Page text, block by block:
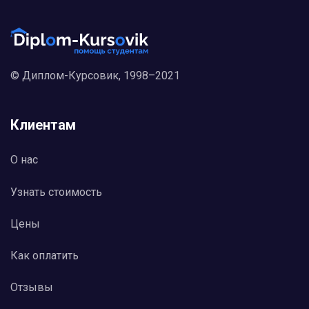
© Диплом-Курсовик, 1998–2021
Клиентам
О нас
Узнать стоимость
Цены
Как оплатить
Отзывы